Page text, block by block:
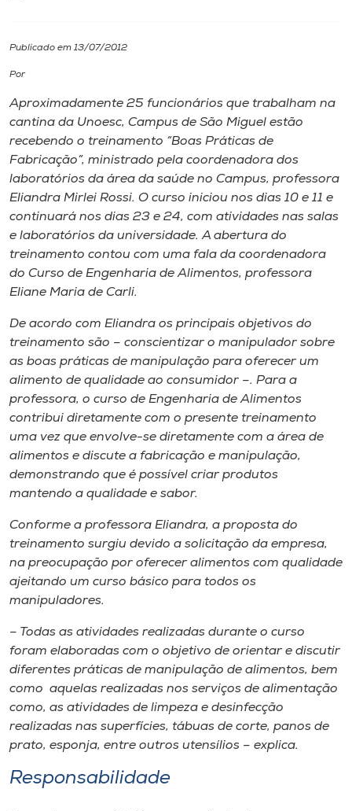
Cultura
CPA
Biblioteca
Editora
Rádio
Unoesc
Store
Selecione
o idioma
A+
A-
Publicado em 13/07/2012
Por
Aproximadamente 25 funcionários que trabalham na
cantina da Unoesc, Campus de São Miguel estão
recebendo o treinamento “Boas Práticas de
Fabricação”, ministrado pela coordenadora dos
laboratórios da área da saúde no Campus, professora
Eliandra Mirlei Rossi. O curso iniciou nos dias 10 e 11 e
continuará nos dias 23 e 24, com atividades nas salas
e laboratórios da universidade. A abertura do
treinamento contou com uma fala da coordenadora
do Curso de Engenharia de Alimentos, professora
Eliane Maria de Carli.
De acordo com Eliandra os principais objetivos do
treinamento são – conscientizar o manipulador sobre
as boas práticas de manipulação para oferecer um
alimento de qualidade ao consumidor –. Para a
professora, o curso de Engenharia de Alimentos
contribui diretamente com o presente treinamento
uma vez que envolve-se diretamente com a área de
alimentos e discute a fabricação e manipulação,
demonstrando que é possível criar produtos
mantendo a qualidade e sabor.
Conforme a professora Eliandra, a proposta do
treinamento surgiu devido a solicitação da empresa,
na preocupação por oferecer alimentos com qualidade
ajeitando um curso básico para todos os
manipuladores.
– Todas as atividades realizadas durante o curso
foram elaboradas com o objetivo de orientar e discutir
diferentes práticas de manipulação de alimentos, bem
como aquelas realizadas nos serviços de alimentação
como, as atividades de limpeza e desinfecção
realizadas nas superfícies, tábuas de corte, panos de
prato, esponja, entre outros utensílios – explica.
Responsabilidade